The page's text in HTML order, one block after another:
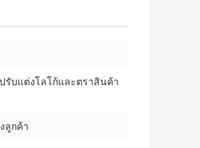
รับแต่งโลโก้และตราสินค้า
ลูกค้า